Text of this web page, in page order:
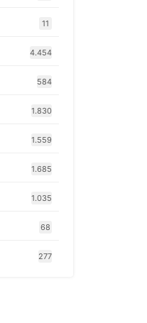
11
4.454
584
1.830
1.559
1.685
1.035
68
277